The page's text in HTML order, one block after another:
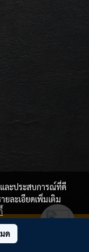
มีลิขสิทธิ์ ห้ามมิให้
ด้รับอนุญาต
ละประสบการณ์ที่ดี
ยละเอียดเพิ่มเติม
ด